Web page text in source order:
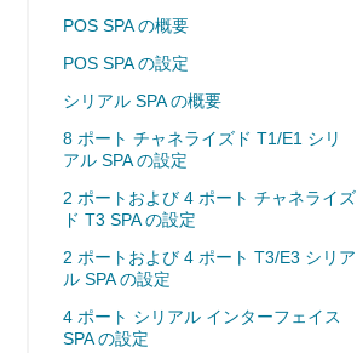
POS SPA の概要
POS SPA の設定
シリアル SPA の概要
8 ポート チャネライズド T1/E1 シリ
アル SPA の設定
2 ポートおよび 4 ポート チャネライズ
ド T3 SPA の設定
2 ポートおよび 4 ポート T3/E3 シリア
ル SPA の設定
4 ポート シリアル インターフェイス
SPA の設定